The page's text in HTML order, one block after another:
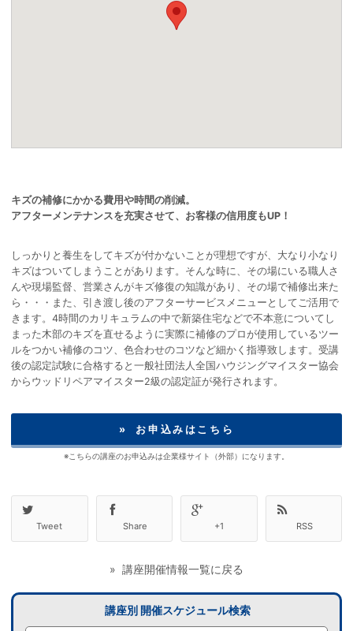
キズの補修にかかる費用や時間の削減。
アフターメンテナンスを充実させて、お客様の信用度もUP！
しっかりと養生をしてキズが付かないことが理想ですが、大なり小なり
キズはついてしまうことがあります。そんな時に、その場にいる職人さ
んや現場監督、営業さんがキズ修復の知識があり、その場で補修出来た
ら・・・また、引き渡し後のアフターサービスメニューとしてご活用で
きます。4時間のカリキュラムの中で新築住宅などで不本意についてし
まった木部のキズを直せるように実際に補修のプロが使用しているツー
ルをつかい補修のコツ、色合わせのコツなど細かく指導致します。受講
後の認定試験に合格すると一般社団法人全国ハウジングマイスター協会
からウッドリペアマイスター2級の認定証が発行されます。
» お申込みはこちら
※こちらの講座のお申込みは企業様サイト（外部）になります。
Tweet Share +1 RSS
» 講座開催情報一覧に戻る
講座別 開催スケジュール検索